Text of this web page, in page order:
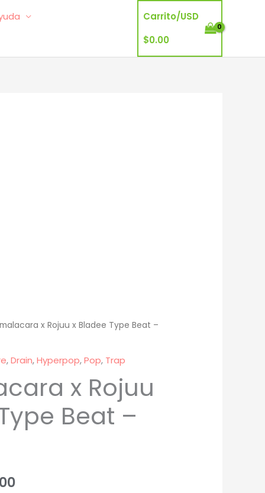
Carrito/USD
$0.00
x Rojuu x Bladee Type Beat –
,Drain,Hyperpop,Pop, Trap
x Rojuu
Beat –
Rango